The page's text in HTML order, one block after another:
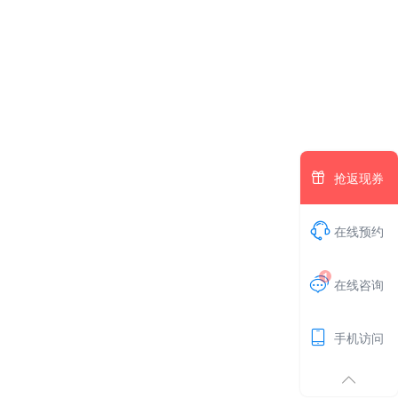
 抢返现券
 在线预约

1 在线咨询
 手机访问